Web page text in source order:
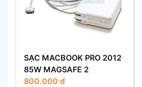
SẠC MACBOOK PRO 2012
85W MAGSAFE 2
800.000 đ